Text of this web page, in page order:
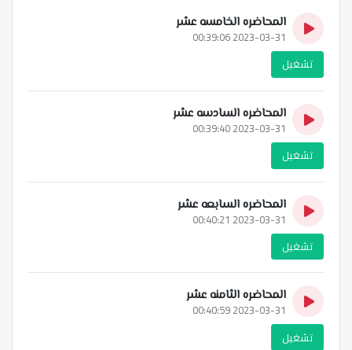
المحاضره الخامسه عشر
2023-03-31 00:39:06
تشغيل
المحاضره السادسه عشر
2023-03-31 00:39:40
تشغيل
المحاضره السابعه عشر
2023-03-31 00:40:21
تشغيل
المحاضره الثامنه عشر
2023-03-31 00:40:59
تشغيل